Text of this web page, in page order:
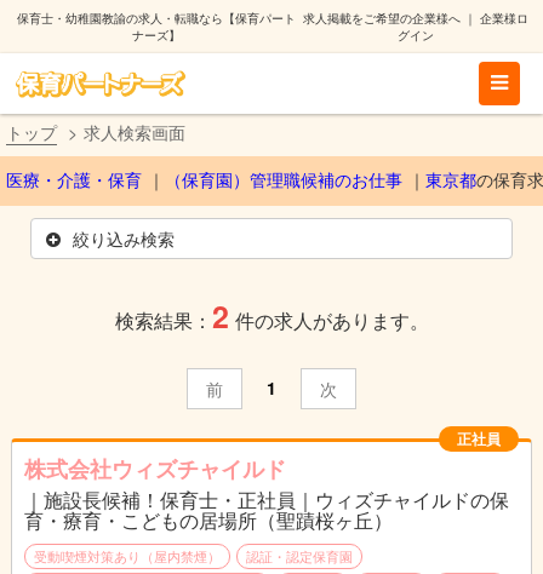
保育士・幼稚園教諭の求人・転職なら【保育パート
ナーズ】
求人掲載をご希望の企業様へ｜ 企業様ロ
グイン
トップ 求人検索画面
医療・介護・保育 （保育園）管理職候補のお仕事 東京都の保育
絞り込み検索
検索結果： 2 件の求人があります。
前 1 次
正社員
株式会社ウィズチャイルド
｜施設長候補！保育士・正社員｜ウィズチャイルドの保
育・療育・こどもの居場所（聖蹟桜ヶ丘）
受動喫煙対策あり（屋内禁煙）
認証・認定保育園